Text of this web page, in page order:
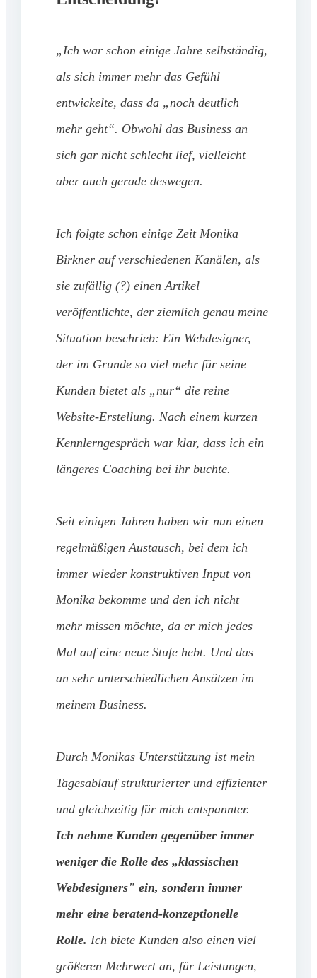
„Ich war schon einige Jahre selbständig,
als sich immer mehr das Gefühl
entwickelte, dass da „noch deutlich
mehr geht“. Obwohl das Business an
sich gar nicht schlecht lief, vielleicht
aber auch gerade deswegen.
Ich folgte schon einige Zeit Monika
Birkner auf verschiedenen Kanälen, als
sie zufällig (?) einen Artikel
veröffentlichte, der ziemlich genau meine
Situation beschrieb: Ein Webdesigner,
der im Grunde so viel mehr für seine
Kunden bietet als „nur“ die reine
Website-Erstellung. Nach einem kurzen
Kennlerngespräch war klar, dass ich ein
längeres Coaching bei ihr buchte.
Seit einigen Jahren haben wir nun einen
regelmäßigen Austausch, bei dem ich
immer wieder konstruktiven Input von
Monika bekomme und den ich nicht
mehr missen möchte, da er mich jedes
Mal auf eine neue Stufe hebt. Und das
an sehr unterschiedlichen Ansätzen im
meinem Business.
Durch Monikas Unterstützung ist mein
Tagesablauf strukturierter und effizienter
und gleichzeitig für mich entspannter.
Ich nehme Kunden gegenüber immer
weniger die Rolle des „klassischen
Webdesigners" ein, sondern immer
mehr eine beratend-konzeptionelle
Rolle. Ich biete Kunden also einen viel
größeren Mehrwert an, für Leistungen,